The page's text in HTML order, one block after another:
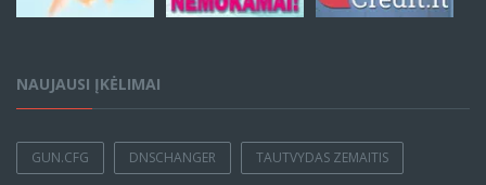
NAUJAUSI ĮKĖLIMAI
GUN.CFG DNSCHANGER TAUTVYDAS ZEMAITIS